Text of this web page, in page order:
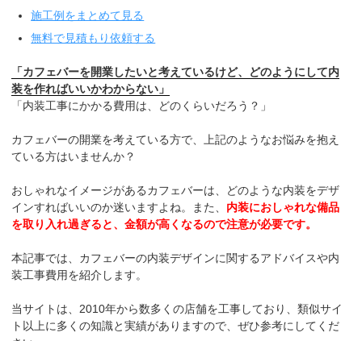
施工例をまとめて見る
無料で見積もり依頼する
「カフェバーを開業したいと考えているけど、どのようにして内
装を作ればいいかわからない」
「内装工事にかかる費用は、どのくらいだろう？」
カフェバーの開業を考えている方で、上記のようなお悩みを抱え
ている方はいませんか？
おしゃれなイメージがあるカフェバーは、どのような内装をデザ
インすればいいのか迷いますよね。また、 内装におしゃれな備品
を取り入れ過ぎると、金額が高くなるので注意が必要です。
本記事では、カフェバーの内装デザインに関するアドバイスや内
装工事費用を紹介します。
当サイトは、2010年から数多くの店舗を工事しており、類似サイ
ト以上に多くの知識と実績がありますので、ぜひ参考にしてくだ